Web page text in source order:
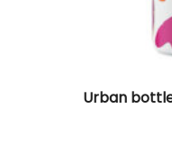
Urban